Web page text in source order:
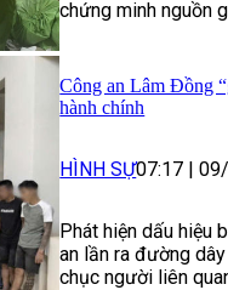
chứng minh nguồn
Công an Lâm Đồng
hành chính
HÌNH SỰ07:17 |
Phát hiện dấu hiệu
an lần ra đường
chục người liên